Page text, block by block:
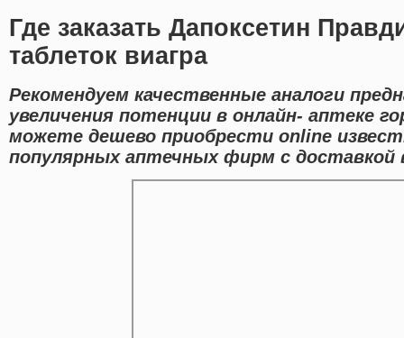
Где заказать Дапоксетин
таблеток виагра
Рекомендуем качественные аналоги
увеличения потенции в онлайн- аптеке
можете дешево приобрести online
популярных аптечных фирм с доставкой